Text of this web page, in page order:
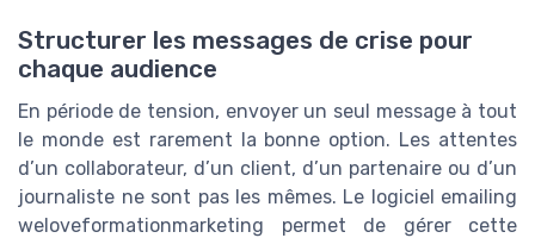
Structurer les messages de crise pour
chaque audience
En période de tension, envoyer un seul message à tout
le monde est rarement la bonne option. Les attentes
d’un collaborateur, d’un client, d’un partenaire ou d’un
journaliste ne sont pas les mêmes. Le logiciel emailing
weloveformationmarketing permet de gérer cette